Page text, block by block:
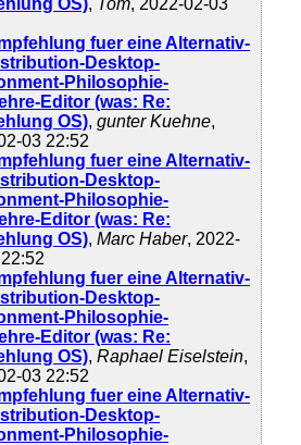
OS), Tom, 2022-02-03
fuer eine Alternativ-
Desktop-
Philosophie-
Editor (was: Re:
OS), gunter Kuehne,
03 22:52
fuer eine Alternativ-
Desktop-
Philosophie-
Editor (was: Re:
OS), Marc Haber, 2022-
fuer eine Alternativ-
Desktop-
Philosophie-
Editor (was: Re:
OS), Raphael Eiselstein,
03 22:52
fuer eine Alternativ-
Desktop-
Philosophie-